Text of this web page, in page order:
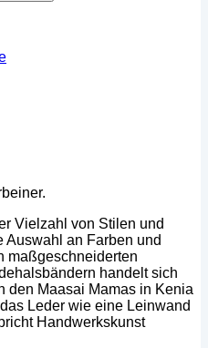
Vielzahl von Stilen und
Auswahl an Farben und
maßgeschneiderten
handelt sich
den Maasai Mamas in Kenia
Leder wie eine Leinwand
Handwerkskunst